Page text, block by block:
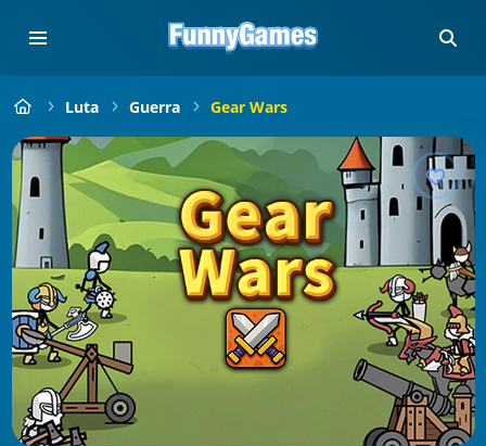
Luta Guerra Gear Wars